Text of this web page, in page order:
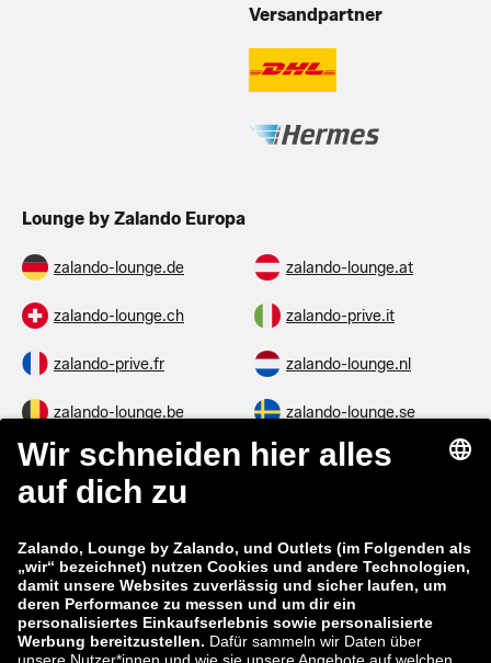
Versandpartner
Lounge by Zalando Europa
zalando-lounge.de zalando-lounge.at
zalando-lounge.ch zalando-prive.it
zalando-prive.fr zalando-lounge.nl
zalando-lounge.be zalando-lounge.se
zalando-lounge.fi zalando-lounge.dk
zalando-lounge.co.uk
zalando-prive.es zalando-lounge.cz
zalando-lounge.lt zalando-lounge.sk
zalando-lounge.ro zalando-lounge.hr